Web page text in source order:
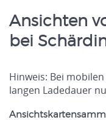
Ansichten
bei
Hinweis: Bei
langen Ladedauer